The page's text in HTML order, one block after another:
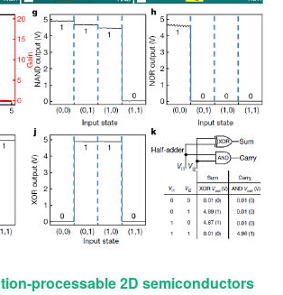
processable 2D semiconductors